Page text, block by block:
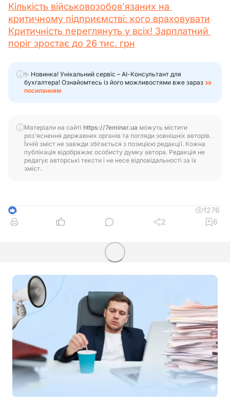
Кількість військовозобов’язаних на
критичному підприємстві: кого враховувати
Критичність переглянуть у всіх! Зарплатний
поріг зростає до 26 тис. грн
✨ Новинка! Унікальний сервіс – АІ-Консультант для
бухгалтера! Ознайомтесь із його можливостями вже зараз за
посиланням
Матеріали на сайті https://7eminar.ua можуть містити
роз'яснення державних органів та погляди зовнішніх авторів.
Їхній зміст не завжди збігається з позицією редакції. Кожна
публікація відображає особисту думку автора. Редакція не
редагує авторські тексти і не несе відповідальності за їх
зміст.
6
1276
2
6